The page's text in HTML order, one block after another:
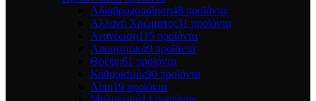
Αδιαβροχοποίηση48 προϊόντα
Αλλαγή Χρώματος31 προϊόντα
Ανανέωση115 προϊόντα
Αποσμητικά9 προϊόντα
Θρέψη61 προϊόντα
Καθαρισμός90 προϊόντα
Λίπη19 προϊόντα